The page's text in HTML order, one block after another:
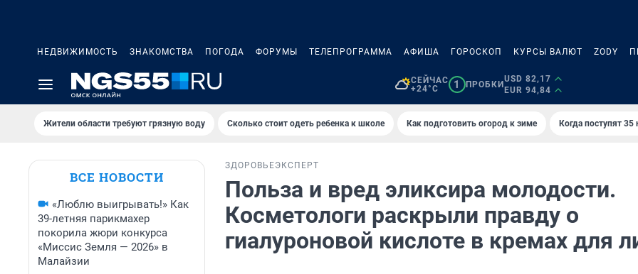
НЕДВИЖИМОСТЬ ЗНАКОМСТВА ПОГОДА ФОРУМЫ ТЕЛЕПРОГРАММА АФИША ГОРОСКОП КУРСЫ ВАЛЮТ ZODY
СЕЙЧАС
+24°C
1 ПРОБКИ
USD 82,17
EUR 94,84
Жители области требуют грязную воду Сколько стоит одеть ребенка к школе Как подготовить огород к зиме Когда поступят
ВСЕ НОВОСТИ
«Люблю выигрывать!» Как
39-летняя парикмахер
покорила жюри конкурса
«Миссис Земля — 2026» в
Малайзии
ЗДОРОВЬЕЭКСПЕРТ
Польза и вред эликсира молодости.
Косметологи раскрыли правду о
гиалуроновой кислоте в кремах для